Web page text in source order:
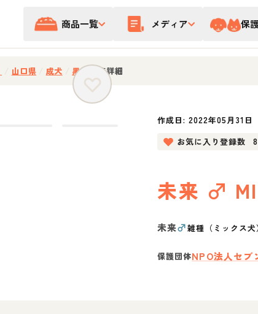
商品一覧 メディア 保
山口県 成犬 黒 / 募集詳細
作成日:2022年05月31日
お気に入り登録数
未来 ♂
未来♂雑種（ミックス
保護団体NPO法人セブ